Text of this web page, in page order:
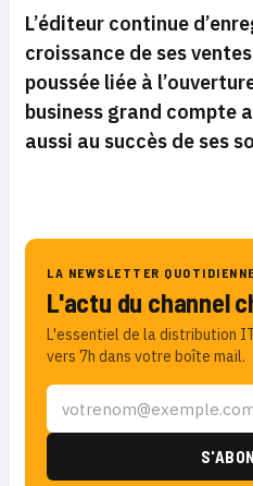
L’éditeur continue
croissance de ses
poussée liée à
business grand compte
aussi au succès de ses
LA NEWSLETTER
L'actu du channel
L'essentiel de la distribution
vers 7h dans votre boîte mail.